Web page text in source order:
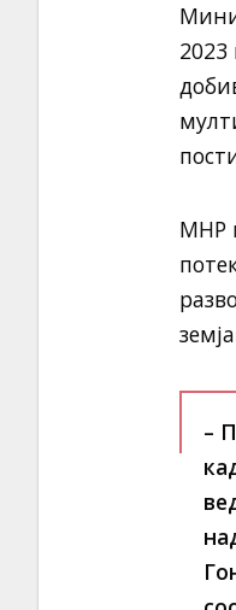
МНР
–